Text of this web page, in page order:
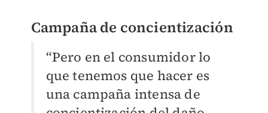
Campaña de concientización
“Pero en el consumidor lo
que tenemos que hacer es
una campaña intensa de